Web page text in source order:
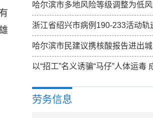
哈尔滨市多地风险等级调整为低
浙江省绍兴市病例190-233活动轨
劳务信息